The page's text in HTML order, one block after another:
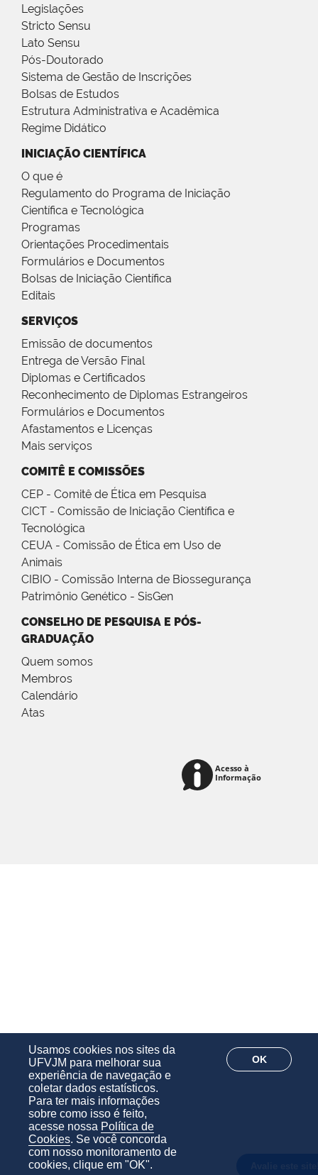
Usamos cookies nos sites da
UFVJM para melhorar sua
experiência de navegação e
coletar dados estatísticos.
Para ter mais informações
sobre como isso é feito,
acesse nossa Política de
Cookies. Se você concorda
com nosso monitoramento de
cookies, clique em "OK".
OK
Legislações
Stricto Sensu
Lato Sensu
Pós-Doutorado
Sistema de Gestão de Inscrições
Bolsas de Estudos
Estrutura Administrativa e Acadêmica
Regime Didático
INICIAÇÃO CIENTÍFICA
O que é
Regulamento do Programa de Iniciação
Científica e Tecnológica
Programas
Orientações Procedimentais
Formulários e Documentos
Bolsas de Iniciação Científica
Editais
SERVIÇOS
Emissão de documentos
Entrega de Versão Final
Diplomas e Certificados
Reconhecimento de Diplomas Estrangeiros
Formulários e Documentos
Afastamentos e Licenças
Mais serviços
COMITÊ E COMISSÕES
CEP - Comitê de Ética em Pesquisa
CICT - Comissão de Iniciação Científica e
Tecnológica
CEUA - Comissão de Ética em Uso de
Animais
CIBIO - Comissão Interna de Biossegurança
Patrimônio Genético - SisGen
CONSELHO DE PESQUISA E PÓS-
GRADUAÇÃO
Quem somos
Membros
Calendário
Atas